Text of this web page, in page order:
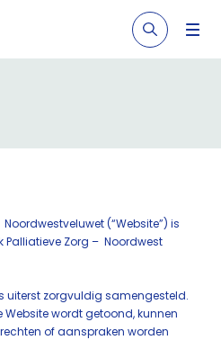
(“Website”) is
Palliatieve Zorg – Noordwest
uiterst zorgvuldig samengesteld.
wordt getoond, kunnen
of aanspraken worden